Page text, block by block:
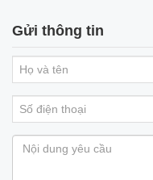
Gửi thông tin